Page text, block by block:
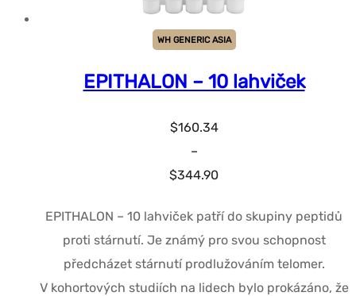
WH GENERIC ASIA
EPITHALON – 10 lahviček
$160.34
–
$344.90Cenové
$160.34
až
$344.90
EPITHALON – 10 lahviček patří do skupiny peptidů
proti stárnutí. Je známý pro svou schopnost
předcházet stárnutí prodlužováním telomer.
V kohortových studiích na lidech bylo prokázáno, že